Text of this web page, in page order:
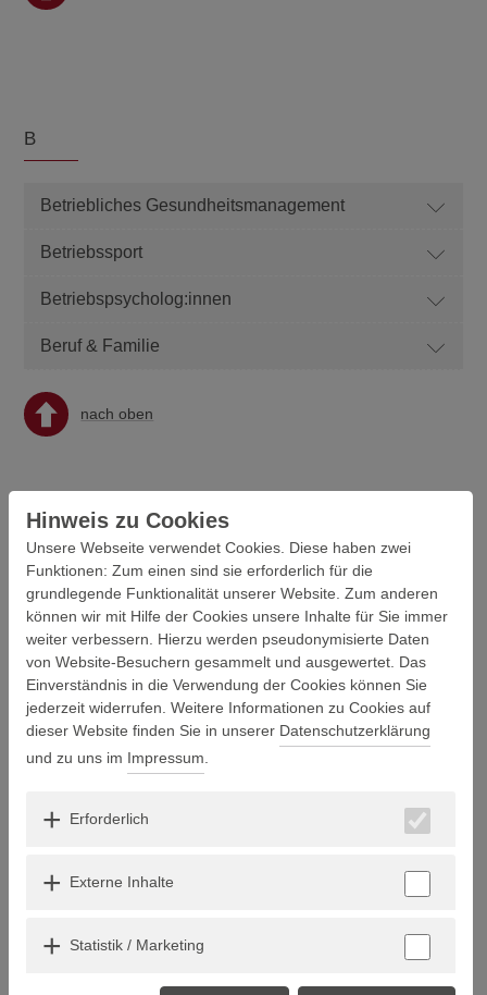
B
Betriebliches Gesundheitsmanagement
Betriebssport
Betriebspsycholog:innen
Beruf & Familie
nach oben
D
Dankeschön
nach oben
Hinweis zu Cookies
Unsere Webseite verwendet Cookies. Diese haben zwei
Funktionen: Zum einen sind sie erforderlich für die
grundlegende Funktionalität unserer Website. Zum anderen
können wir mit Hilfe der Cookies unsere Inhalte für Sie immer
weiter verbessern. Hierzu werden pseudonymisierte Daten
von Website-Besuchern gesammelt und ausgewertet. Das
Einverständnis in die Verwendung der Cookies können Sie
jederzeit widerrufen. Weitere Informationen zu Cookies auf
dieser Website finden Sie in unserer Datenschutzerklärung
und zu uns im Impressum
Erforderlich
Externe Inhalte
Statistik / Marketing